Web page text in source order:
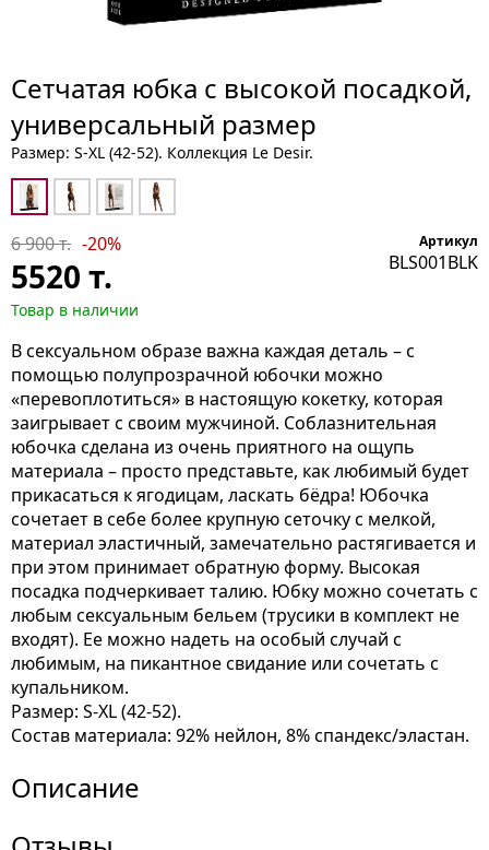
Сетчатая юбка с высокой посадкой,
универсальный размер
Размер: S-ХL (42-52). Коллекция Le Desir.
6 900 т. -20%
5520 т.
Товар в наличии
Артикул
BLS001BLK
В сексуальном образе важна каждая деталь – с
помощью полупрозрачной юбочки можно
«перевоплотиться» в настоящую кокетку, которая
заигрывает с своим мужчиной. Соблазнительная
юбочка сделана из очень приятного на ощупь
материала – просто представьте, как любимый будет
прикасаться к ягодицам, ласкать бёдра! Юбочка
сочетает в себе более крупную сеточку с мелкой,
материал эластичный, замечательно растягивается и
при этом принимает обратную форму. Высокая
посадка подчеркивает талию. Юбку можно сочетать с
любым сексуальным бельем (трусики в комплект не
входят). Ее можно надеть на особый случай с
любимым, на пикантное свидание или сочетать с
купальником.
Размер: S-ХL (42-52).
Состав материала: 92% нейлон, 8% спандекс/эластан.
Описание